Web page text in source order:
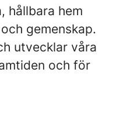
hållbara hem
gemenskap.
utvecklar våra
och för